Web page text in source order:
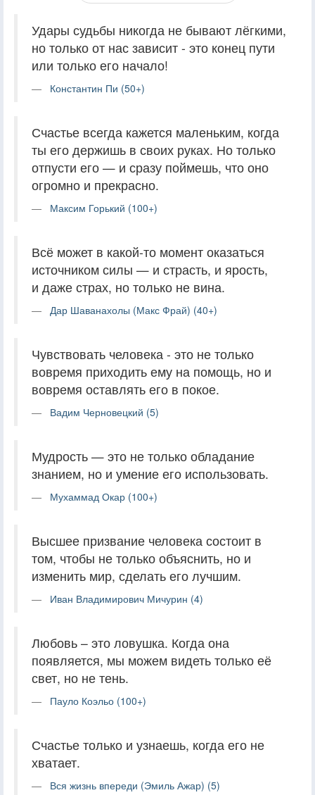
Удары судьбы никогда не бывают лёгкими,
но только от нас зависит - это конец пути
или только его начало!
Константин Пи (50+)
Счастье всегда кажется маленьким, когда
ты его держишь в своих руках. Но только
отпусти его — и сразу поймешь, что оно
огромно и прекрасно.
Максим Горький (100+)
Всё может в какой-то момент оказаться
источником силы — и страсть, и ярость,
и даже страх, но только не вина.
Дар Шаванахолы (Макс Фрай) (40+)
Чувствовать человека - это не только
вовремя приходить ему на помощь, но и
вовремя оставлять его в покое.
Вадим Черновецкий (5)
Мудрость — это не только обладание
знанием, но и умение его использовать.
Мухаммад Окар (100+)
Высшее призвание человека состоит в
том, чтобы не только объяснить, но и
изменить мир, сделать его лучшим.
Иван Владимирович Мичурин (4)
Любовь – это ловушка. Когда она
появляется, мы можем видеть только её
свет, но не тень.
Пауло Коэльо (100+)
Счастье только и узнаешь, когда его не
хватает.
Вся жизнь впереди (Эмиль Ажар) (5)